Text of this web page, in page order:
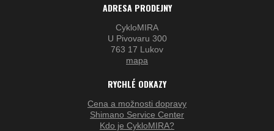
ADRESA PRODEJNY
CykloMIRA
U Pivovaru 300
763 17 Lukov
mapa
RYCHLÉ ODKAZY
Cena a možnosti dopravy
Shimano Service Center
Kdo je CykloMIRA?